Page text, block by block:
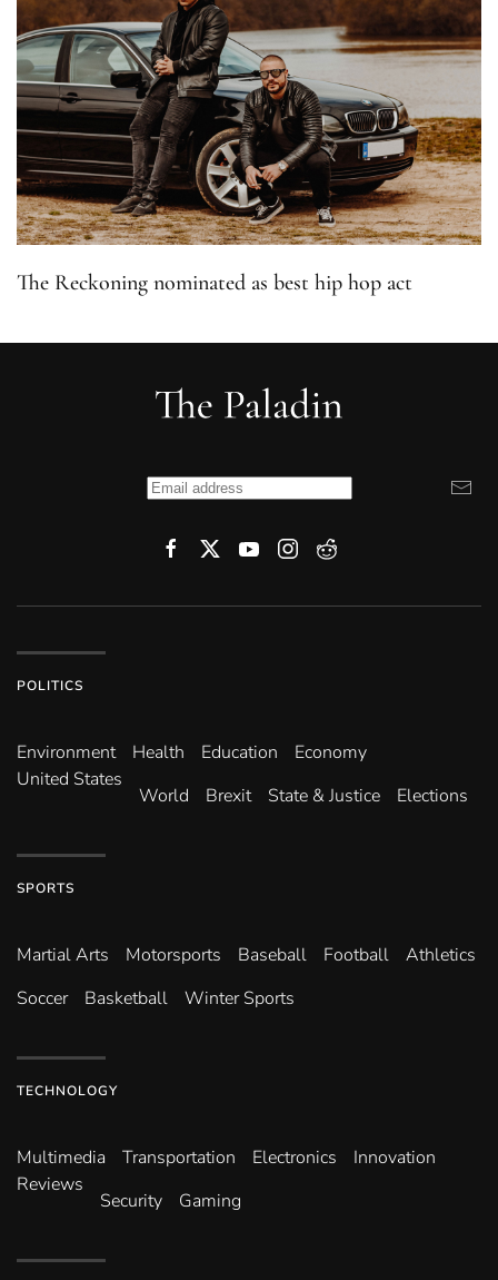
The Reckoning nominated as best hip hop act
POLITICS
Environ­ment Health Education
Economy
United States
World Brexit State & Justice Elections
SPORTS
Martial Arts Motorsports Baseball Football
Athletics
Soccer
Basketball Winter Sports
TECHNOLOGY
Multimedia Transportation Electronics
Innovation
Reviews
Security Gaming